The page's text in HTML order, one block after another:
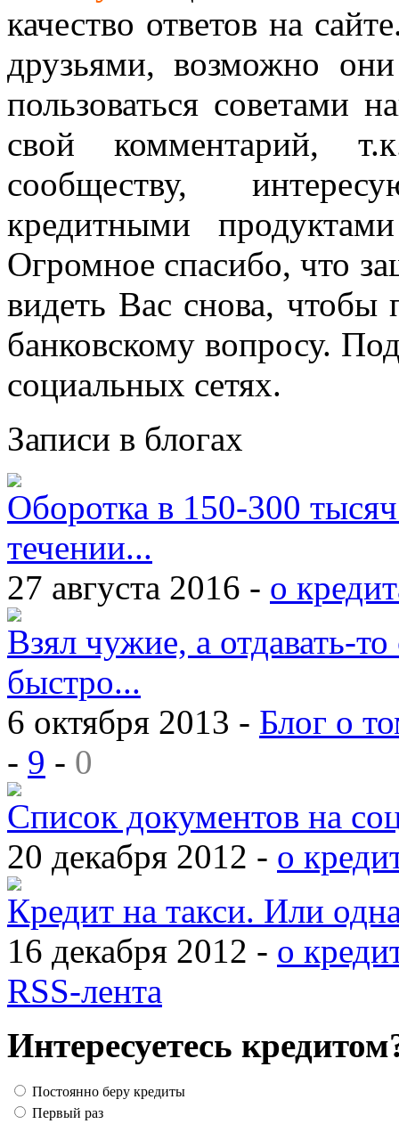
качество ответов на
друзьями, возможно
пользоваться советами
свой комментарий,
сообществу,
кредитными
Огромное спасибо, что
видеть Вас снова, чтобы
банковскому вопросу.
социальных сетях.
Записи в блогах
Оборотка в 150-300
течении...
27 августа 2016 - о
Взял чужие, а отдавать-
быстро...
6 октября 2013 - Блог о
- 9 - 0
Список документов на
20 декабря 2012 - о
Кредит на такси. Или
16 декабря 2012 - о
RSS-лента
Интересуетесь
Постоянно беру кредиты
Первый раз